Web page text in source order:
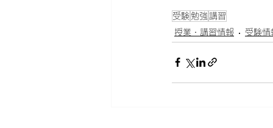
受験 勉強 講習
授業・講習情報
受験情